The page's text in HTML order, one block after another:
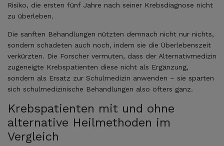
Risiko, die ersten fünf Jahre nach seiner Krebsdiagnose nicht
zu überleben.
Die sanften Behandlungen nützten demnach nicht nur nichts,
sondern schadeten auch noch, indem sie die Überlebenszeit
verkürzten. Die Forscher vermuten, dass der Alternativmedizin
zugeneigte Krebspatienten diese nicht als Ergänzung,
sondern als Ersatz zur Schulmedizin anwenden – sie sparten
sich schulmedizinische Behandlungen also öfters ganz.
Krebspatienten mit und ohne
alternative Heilmethoden im
Vergleich